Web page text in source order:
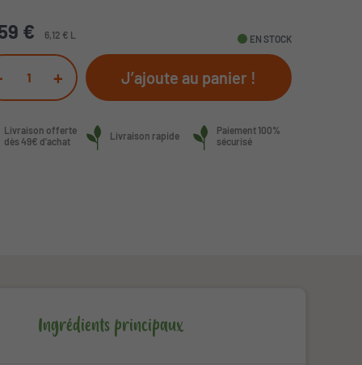
€ 6,12 € L fiber_manual_record EN STOCK
+ J’ajoute au panier !
Livraison offerte
dès 49€ d’achat
Livraison rapide
Paiement 100%
sécurisé
Ingrédients principaux